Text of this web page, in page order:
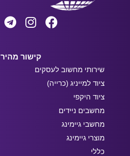
קישור מהיר
שירותי מחשוב לעסקים
ציוד למייניג (כרייה)
ציוד היקפי
מחשבים ניידים
מחשבי גיימינג
מוצרי גיימינג
כללי